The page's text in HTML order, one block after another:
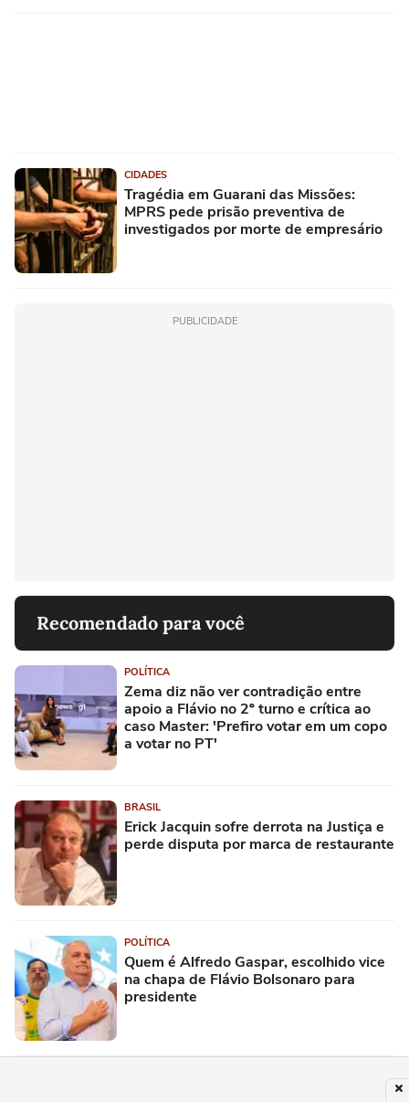
CIDADES
Tragédia em Guarani das Missões:
MPRS pede prisão preventiva de
investigados por morte de empresário
PUBLICIDADE
Recomendado para você
POLÍTICA
Zema diz não ver contradição entre
apoio a Flávio no 2º turno e crítica ao
caso Master: 'Prefiro votar em um copo
a votar no PT'
BRASIL
Erick Jacquin sofre derrota na Justiça e
perde disputa por marca de restaurante
POLÍTICA
Quem é Alfredo Gaspar, escolhido vice
na chapa de Flávio Bolsonaro para
presidente